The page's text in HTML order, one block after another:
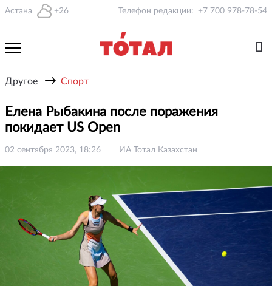
Астана +26 Телефон редакции: +7 700 978-78-54
Другое → Спорт
Елена Рыбакина после поражения
покидает US Open
02 сентября 2023, 18:26 ИА Тотал Казахстан